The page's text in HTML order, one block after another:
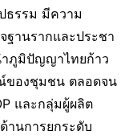
ธรรม มีความ
ฐานรากและประชา
ำภูมิปัญญาไทยก้าว
ของชุมชน ตลอดจน
และกลุ่มผู้ผลิต
านการยกระดับ